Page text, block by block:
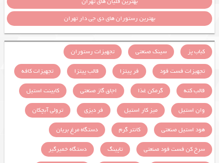
بهترین رستوران های دی جی دار تهران
کباب پز سینک صنعتی
تجهیزات رستوران
تجهیزات فست فود
فر پیتزا قالب پیتزا
تجهیزات کافه
قالب کته
گرمکن غذا اجاق گاز صنعتی
کابینت استیل
وان استیل
میز کار استیل فر دیزی
ترولی آبچکان
هود استیل صنعتی
کانتر گرم
دستگاه مرغ بریان
سرخ کن فست فود صنعتی
تاپینگ
دستگاه خمیرگیر